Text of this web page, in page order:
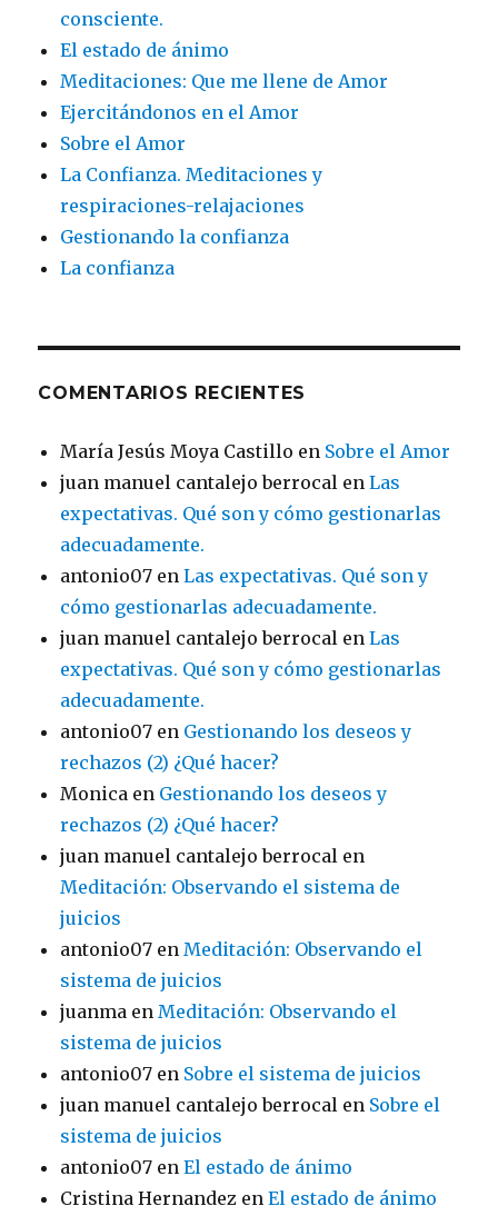
consciente.
El estado de ánimo
Meditaciones: Que me llene de Amor
Ejercitándonos en el Amor
Sobre el Amor
La Confianza. Meditaciones y
respiraciones-relajaciones
Gestionando la confianza
La confianza
COMENTARIOS RECIENTES
María Jesús Moya Castillo en Sobre el Amor
juan manuel cantalejo berrocal enLas
expectativas. Qué son y cómo gestionarlas
adecuadamente.
antonio07 enLas expectativas. Qué son y
cómo gestionarlas adecuadamente.
juan manuel cantalejo berrocal enLas
expectativas. Qué son y cómo gestionarlas
adecuadamente.
antonio07 en Gestionando los deseos y
rechazos (2) ¿Qué hacer?
Monica en Gestionando los deseos y
rechazos (2) ¿Qué hacer?
juan manuel cantalejo berrocal en
Meditación: Observando el sistema de
juicios
antonio07 en Meditación: Observando el
sistema de juicios
juanma en Meditación: Observando el
sistema de juicios
antonio07 en Sobre el sistema de juicios
juan manuel cantalejo berrocal en Sobre el
sistema de juicios
antonio07 enEl estado de ánimo
Cristina Hernandez enEl estado de ánimo